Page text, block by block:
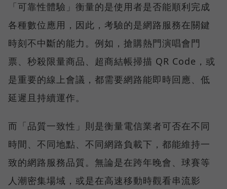
「可靠性體驗」衡量的是使用者是否能順利完成
各種數位應用，因此，考驗的是網路服務在關鍵
時刻不中斷的能力。例如，搶購熱門演唱會門
票、秒殺限量商品、超商結帳掃描 QR Code，或
是重要的線上會議，都需要網路能即時回應、低
延遲且持續運作。
而「品質一致性」則是衡量電信業者可否在不同
時間、不同地點、不同網路負載下，都能維持一
致的網路服務品質。無論是在跨年晚會、球賽等
人潮密集場域，或是在高速移動時觀看串流影